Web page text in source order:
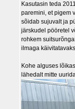
Kasutasin teda
paremini, et pigem
sõidab sujuvalt ja
järskudel pööretel
rohkem
ilmaga
Kohe alguses
lähedalt mitte